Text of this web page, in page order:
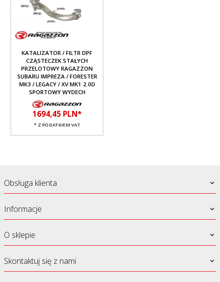
KATALIZATOR / FILTR DPF
CZĄSTECZEK STAŁYCH
PRZELOTOWY RAGAZZON
SUBARU IMPREZA / FORESTER
MK3 / LEGACY / XV MK1 2.0D
SPORTOWY WYDECH
1694,45 PLN*
* Z PODATKIEM VAT
Obsługa klienta
Informacje
O sklepie
Skontaktuj się z nami